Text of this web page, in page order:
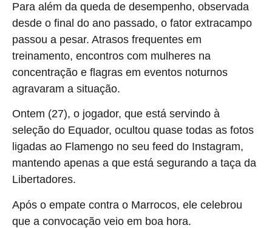
Para além da queda de desempenho, observada
desde o final do ano passado, o fator extracampo
passou a pesar. Atrasos frequentes em
treinamento, encontros com mulheres na
concentração e flagras em eventos noturnos
agravaram a situação.
Ontem (27), o jogador, que está servindo à
seleção do Equador, ocultou quase todas as fotos
ligadas ao Flamengo no seu feed do Instagram,
mantendo apenas a que está segurando a taça da
Libertadores.
Após o empate contra o Marrocos, ele celebrou
que a convocação veio em boa hora.